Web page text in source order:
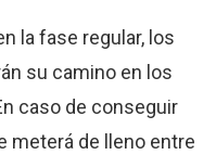
la fase regular, los
su camino en los
caso de conseguir
meterá de lleno entre